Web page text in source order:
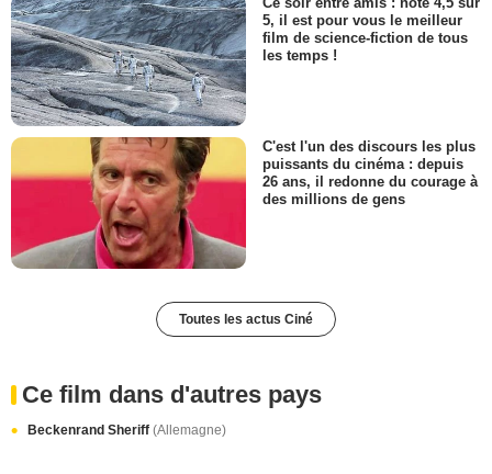
5, il est pour vous le meilleur
film de science-fiction de tous
les temps !
C'est l'un des discours les plus
puissants du cinéma : depuis
26 ans, il redonne du courage à
des millions de gens
Toutes les actus Ciné
Ce film dans d'autres pays
Beckenrand Sheriff (Allemagne)